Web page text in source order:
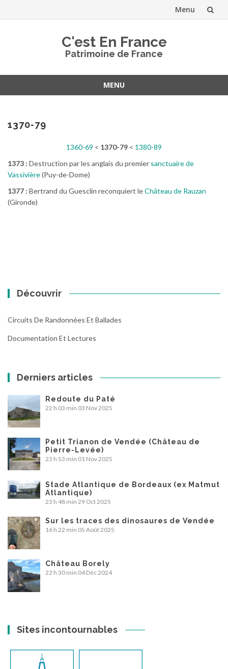
Menu
C'est En France
Patrimoine de France
MENU
contenu
1370-79
1360-69 < 1370-79 < 1380-89
1373 : Destruction par les anglais du premier sanctuaire de
Vassivière(Puy-de-Dome)
1377 : Bertrand du Guesclin reconquiert leChâteau de Rauzan
(Gironde)
Découvrir
Circuits De Randonnées Et Ballades
Documentation Et Lectures
Derniers articles
Redoute du Paté
22 h 03 min 03 Nov 2025
Petit Trianon de Vendée (Château de
Pierre-Levée)
23 h 53 min 01 Nov 2025
Stade Atlantique de Bordeaux (ex Matmut
Atlantique)
23 h 48 min 29 Oct 2025
Sur les traces des dinosaures de Vendée
16 h 22 min 05 Août 2025
Château Borely
22 h 30 min 04 Déc 2024
Sites incontournables